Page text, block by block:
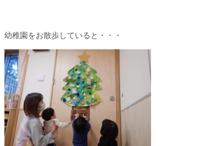
幼稚園をお散歩していると・・・